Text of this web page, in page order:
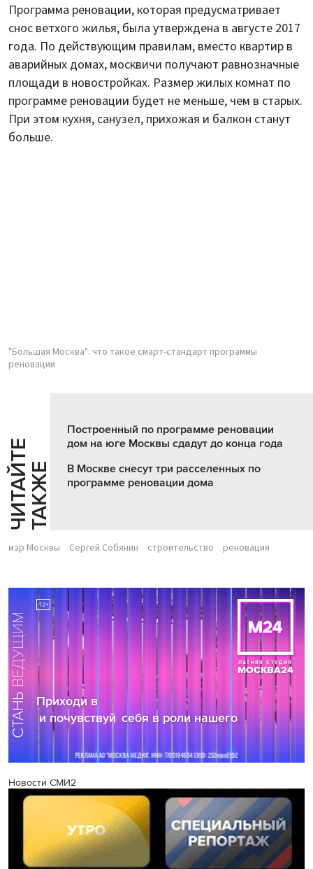
Программа реновации, которая предусматривает
снос ветхого жилья, была утверждена в августе 2017
года. По действующим правилам, вместо квартир в
аварийных домах, москвичи получают равнозначные
площади в новостройках. Размер жилых комнат по
программе реновации будет не меньше, чем в старых.
При этом кухня, санузел, прихожая и балкон станут
больше.
"Большая Москва": что такое смарт-стандарт программы
реновации
Ч
И
Т
АЙ
Т
Е
Т
А
К
ЖЕ
Построенный по программе реновации
дом на юге Москвы сдадут до конца года
В Москве снесут три расселенных по
программе реновации дома
мэр Москвы Сергей Собянин строительство реновация
Новости СМИ2